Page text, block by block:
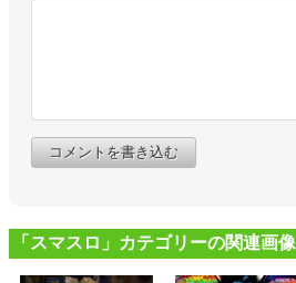
コメントを書き込む
「スマスロ」カテゴリーの関連画像